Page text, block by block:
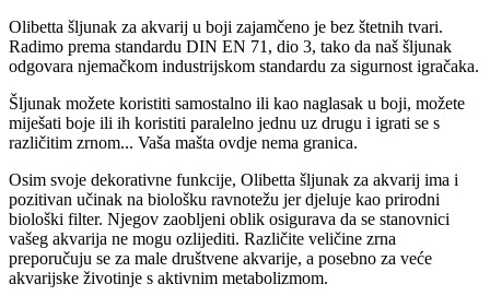
Olibetta šljunak za akvarij u boji zajamčeno je bez štetnih tvari.
Radimo prema standardu DIN EN 71, dio 3, tako da naš šljunak
odgovara njemačkom industrijskom standardu za sigurnost igračaka.
Šljunak možete koristiti samostalno ili kao naglasak u boji, možete
miješati boje ili ih koristiti paralelno jednu uz drugu i igrati se s
različitim zrnom... Vaša mašta ovdje nema granica.
Osim svoje dekorativne funkcije, Olibetta šljunak za akvarij ima i
pozitivan učinak na biološku ravnotežu jer djeluje kao prirodni
biološki filter. Njegov zaobljeni oblik osigurava da se stanovnici
vašeg akvarija ne mogu ozlijediti. Različite veličine zrna
preporučuju se za male društvene akvarije, a posebno za veće
akvarijske životinje s aktivnim metabolizmom.